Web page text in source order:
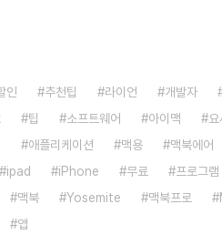
인 추천팁 라이언 개발자
팁 소프트웨어 아이맥 요
애플리케이션 맥용 맥북에어
ipad iPhone 무료 프로그램
맥북 Yosemite 맥북프로
앱